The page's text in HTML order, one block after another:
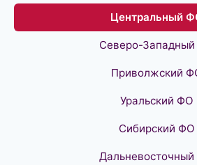
Центральный
Северо-
Приволжский
Уральский ФО
Сибирский ФО